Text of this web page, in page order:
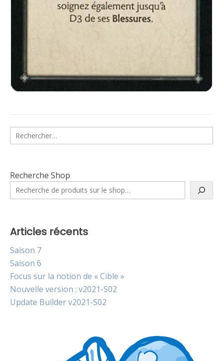
Rechercher :
Recherche Shop
Articles récents
Saison 7
Saison 6
Focus sur la notion de « Cible »
Nouvelle version : v2021-S02
Update Builder v2021-S02